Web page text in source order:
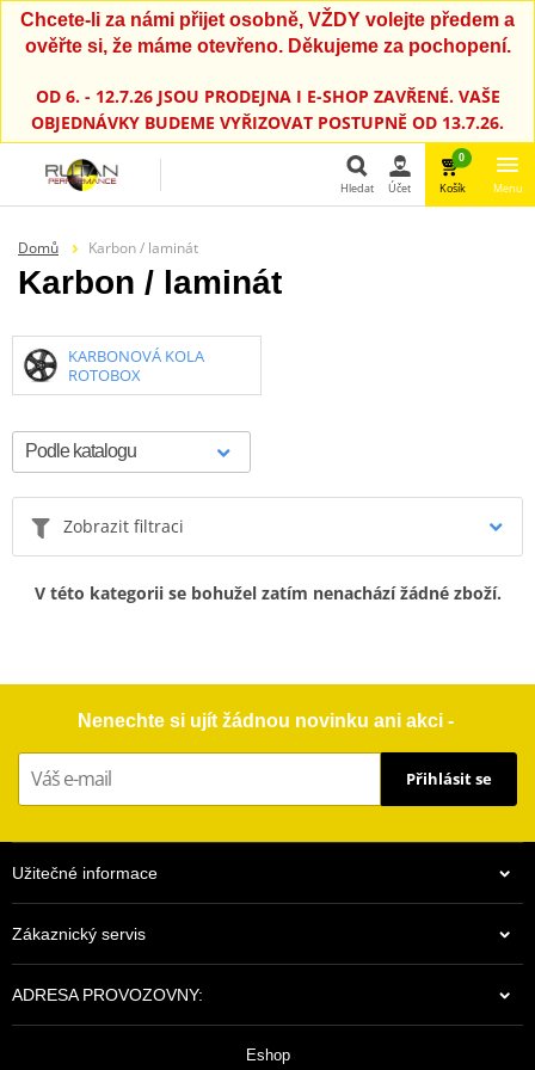
Chcete-li za námi přijet osobně, VŽDY volejte předem a
ověřte si, že máme otevřeno. Děkujeme za pochopení.
OD 6. - 12.7.26 JSOU PRODEJNA I E-SHOP ZAVŘENÉ. VAŠE
OBJEDNÁVKY BUDEME VYŘIZOVAT POSTUPNĚ OD 13.7.26.
Hledat Účet
0
Košík Menu
Domů Karbon / laminát
Karbon / laminát
KARBONOVÁ KOLA
ROTOBOX
Zobrazit filtraci
V této kategorii se bohužel zatím nenachází žádné zboží.
Nenechte si ujít žádnou novinku ani akci -
Přihlásit se
Užitečné informace
Zákaznický servis
ADRESA PROVOZOVNY:
Eshop